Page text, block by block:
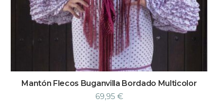
Mantón Flecos Buganvilla Bordado Multicolor
69,95 €